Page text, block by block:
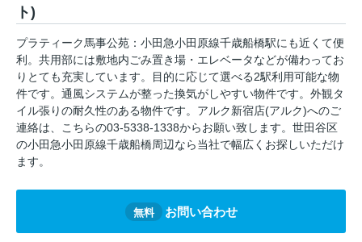
ト)
プラティーク⾺事公苑：小田急小田原線千歳船橋駅にも近くて便
利。共用部には敷地内ごみ置き場・エレベータなどが備わってお
りとても充実しています。目的に応じて選べる2駅利用可能な物
件です。通風システムが整った換気がしやすい物件です。外観タ
イル張りの耐久性のある物件です。アルク新宿店(アルク)へのご
連絡は、こちらの03-5338-1338からお願い致します。世田谷区
の小田急小田原線千歳船橋周辺なら当社で幅広くお探しいただけ
ます。
無料 お問い合わせ